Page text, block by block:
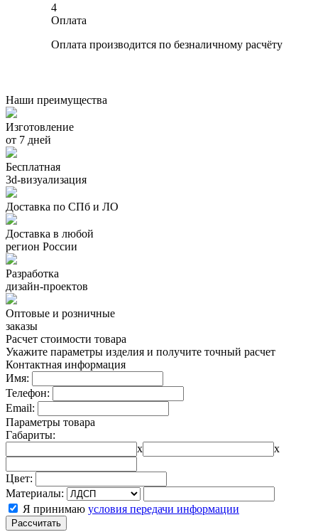
4
Оплата
Оплата производится по безналичному расчёту
Наши преимущества
Изготовление
от 7 дней
Бесплатная
3d-визуализация
Доставка по СПб и ЛО
Доставка в любой
регион России
Разработка
дизайн-проектов
Оптовые и розничные
заказы
Расчет стоимости товара
Укажите параметры изделия и получите точный расчет
Контактная информация
Имя:
Телефон:
Email:
Параметры товара
Габариты:
x
x
Цвет:
Материалы:
Я принимаю условия передачи информации
Рассчитать